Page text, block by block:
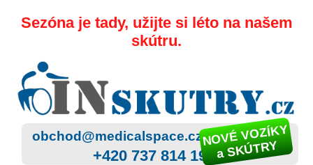
Sezóna je tady, užijte si léto na našem
skútru.
obchod@medicalspace.cz
+420 737 814 199
NOVÉ VOZÍKY
a SKÚTRY